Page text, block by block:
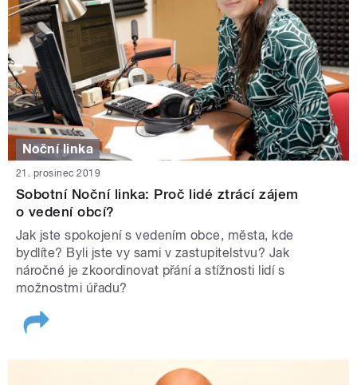
Noční linka
21. prosinec 2019
Sobotní Noční linka: Proč lidé ztrácí zájem
o vedení obcí?
Jak jste spokojení s vedením obce, města, kde
bydlíte? Byli jste vy sami v zastupitelstvu? Jak
náročné je zkoordinovat přání a stížnosti lidí s
možnostmi úřadu?